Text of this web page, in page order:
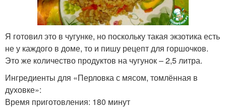
Я готовил это в чугунке, но поскольку такая экзотика есть
не у каждого в доме, то и пишу рецепт для горшочков.
Это же количество продуктов на чугунок – 2,5 литра.
Ингредиенты для «Перловка с мясом, томлённая в
духовке»:
Время приготовления: 180 минут